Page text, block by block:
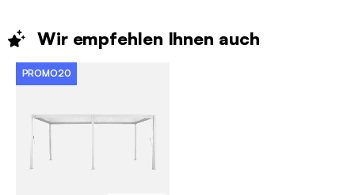
Wir empfehlen Ihnen auch
PROMO20